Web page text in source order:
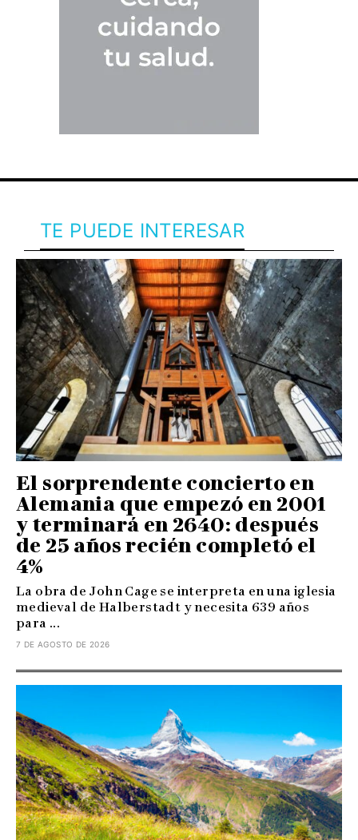
TE PUEDE INTERESAR
El sorprendente concierto en
Alemania que empezó en 2001
y terminará en 2640: después
de 25 años recién completó el
4%
La obra de John Cage se interpreta en una iglesia
medieval de Halberstadt y necesita 639 años
para ...
7 DE AGOSTO DE 2026